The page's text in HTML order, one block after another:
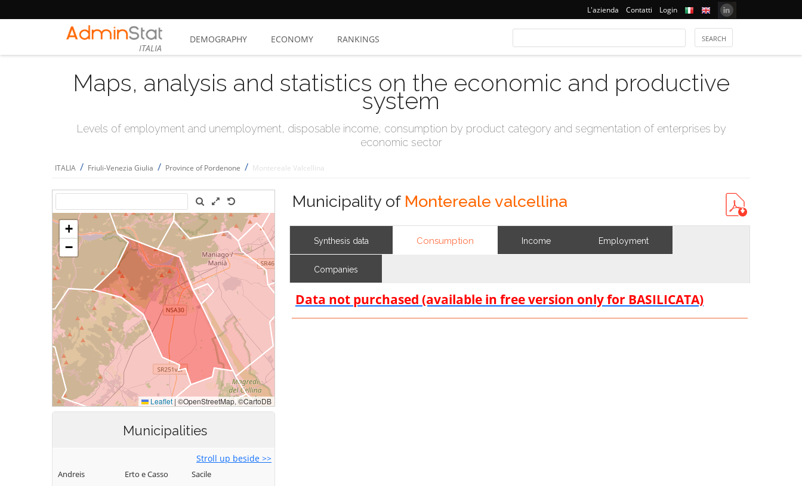
L'azienda Contatti Login
ITALIA
DEMOGRAPHY ECONOMY RANKINGS
Maps, analysis and statistics on the economic and productive
system
Levels of employment and unemployment, disposable income, consumption by product category and segmentation of enterprises by
economic sector
ITALIA / Friuli-Venezia Giulia / Province of Pordenone / Montereale Valcellina
Municipalities
Stroll up beside >>
Andreis
Erto e Casso
Sacile
Municipality of Montereale valcellina
Synthesis data Consumption Income Employment
Companies
Data not purchased (available in free version only for BASILICATA)